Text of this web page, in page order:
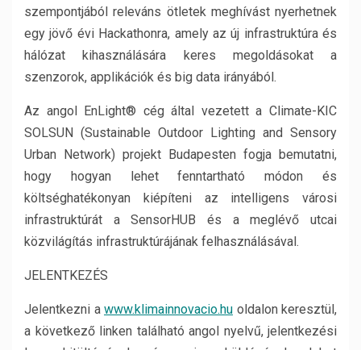
szempontjából releváns ötletek meghívást nyerhetnek
egy jövő évi Hackathonra, amely az új infrastruktúra és
hálózat kihasználására keres megoldásokat a
szenzorok, applikációk és big data irányából.
Az angol EnLight® cég által vezetett a Climate-KIC
SOLSUN (Sustainable Outdoor Lighting and Sensory
Urban Network) projekt Budapesten fogja bemutatni,
hogy hogyan lehet fenntartható módon és
költséghatékonyan kiépíteni az intelligens városi
infrastruktúrát a SensorHUB és a meglévő utcai
közvilágítás infrastruktúrájának felhasználásával.
JELENTKEZÉS
Jelentkezni a www.klimainnovacio.hu oldalon keresztül,
a következő linken található angol nyelvű, jelentkezési